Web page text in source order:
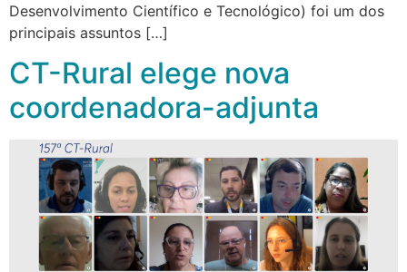
Desenvolvimento Científico e Tecnológico) foi um dos
principais assuntos […]
CT-Rural elege nova
coordenadora-adjunta